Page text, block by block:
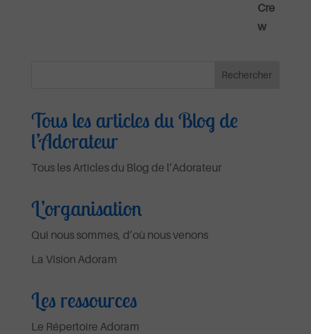
Tous les articles du Blog de
l’Adorateur
Tous les Articles du Blog de l’Adorateur
L’organisation
Qui nous sommes, d’où nous venons
La Vision Adoram
Les ressources
Le Répertoire Adoram